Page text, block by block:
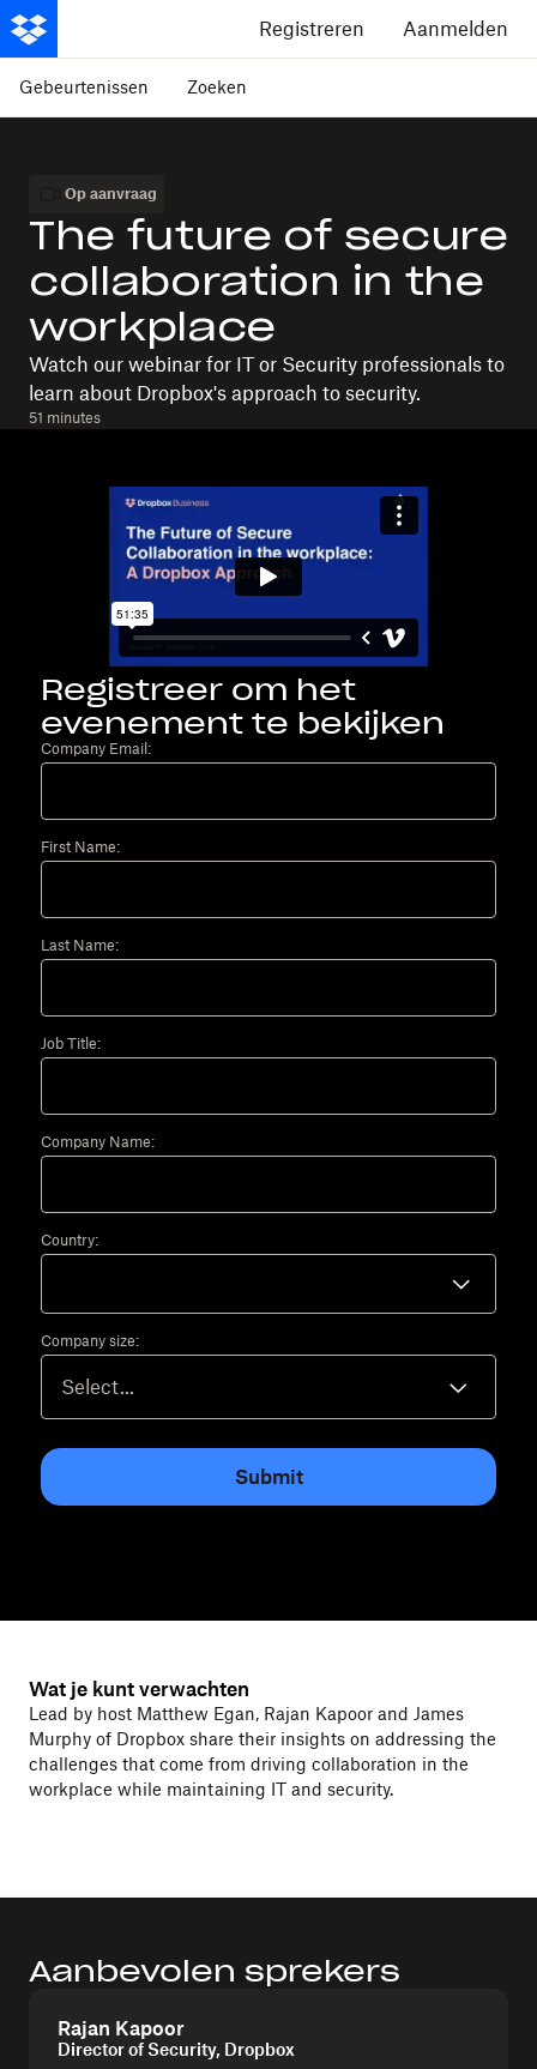
Registreren Aanmelden
Gebeurtenissen Zoeken
Op aanvraag
The future of secure
collaboration in the
workplace
Watch our webinar for IT or Security professionals to
learn about Dropbox's approach to security.
51 minutes
Registreer om het
evenement te bekijken
Company Email:
First Name:
Last Name:
Job Title:
Company Name:
Country:
Company size:
Submit
Wat je kunt verwachten
Lead by host Matthew Egan, Rajan Kapoor and James
Murphy of Dropbox share their insights on addressing the
challenges that come from driving collaboration in the
workplace while maintaining IT and security.
Aanbevolen sprekers
Rajan Kapoor
Director of Security, Dropbox